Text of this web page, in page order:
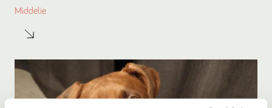
Middelie